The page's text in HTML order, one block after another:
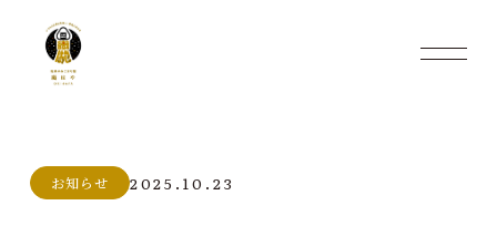
お知らせ 2025.10.23